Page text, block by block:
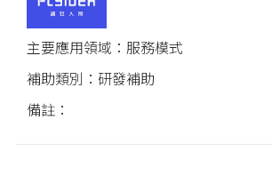
服務模式
研發補助